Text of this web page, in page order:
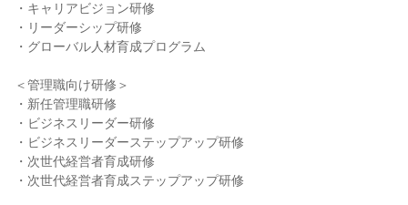
・キャリアビジョン研修
・リーダーシップ研修
・グローバル人材育成プログラム
＜管理職向け研修＞
・新任管理職研修
・ビジネスリーダー研修
・ビジネスリーダーステップアップ研修
・次世代経営者育成研修
・次世代経営者育成ステップアップ研修